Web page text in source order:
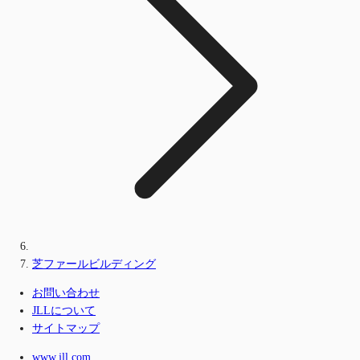
芝ファールビルディング
お問い合わせ
JLLについて
サイトマップ
www.jll.com